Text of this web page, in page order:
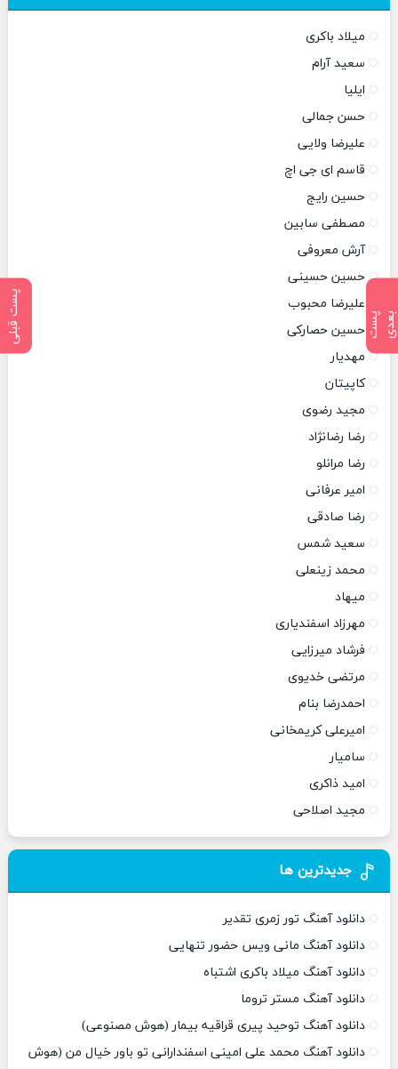
پ
س
ت
ب
ع
د ی پست قبلی
میلاد باکری
سعید آرام
ایلیا
حسن جمالی
علیرضا ولایی
قاسم ای جی اچ
حسین رایج
مصطفی سابین
آرش معروفی
حسین حسینی
علیرضا محبوب
حسین حصارکی
مهدیار
کاپیتان
مجید رضوی
رضا رضانژاد
رضا مرانلو
امیر عرفانی
رضا صادقی
سعید شمس
محمد زینعلی
میهاد
مهرزاد اسفندیاری
فرشاد میرزایی
مرتضی خدیوی
احمدرضا بنام
امیرعلی کریمخانی
سامیار
امید ذاکری
مجید اصلاحی
جدیدترین ها
دانلود آهنگ تور زمری تقدیر
دانلود آهنگ مانی ویس حضور تنهایی
دانلود آهنگ میلاد باکری اشتباه
دانلود آهنگ مستر تروما
دانلود آهنگ توحید پیری قراقیه بیمار (هوش مصنوعی)
دانلود آهنگ محمد علی امینی اسفندارانی تو باور خیال من (هوش